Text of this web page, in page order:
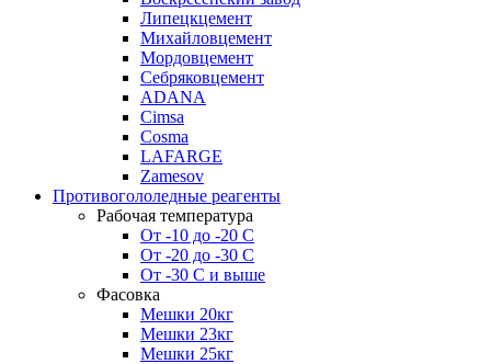
Липецкцемент
Михайловцемент
Мордовцемент
Себряковцемент
ADANA
Cimsa
Cosma
LAFARGE
Zamesov
Противогололедные реагенты
Рабочая температура
От -10 до -20 С
От -20 до -30 С
От -30 С и выше
Фасовка
Мешки 20кг
Мешки 23кг
Мешки 25кг